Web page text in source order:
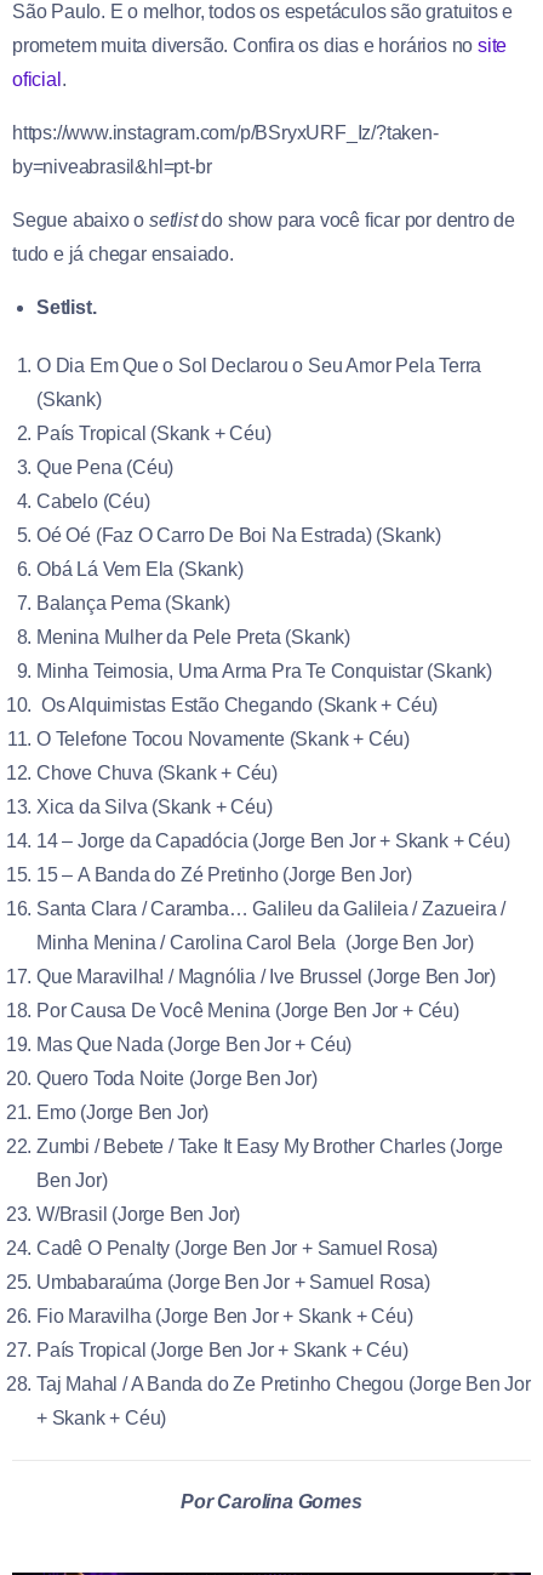
São Paulo. E o melhor, todos os espetáculos são gratuitos e
prometem muita diversão. Confira os dias e horários no site
oficial .
https://www.instagram.com/p/BSryxURF_Iz/?taken-
by=niveabrasil&hl=pt-br
Segue abaixo o setlistdo show para você ficar por dentro de
tudo e já chegar ensaiado.
Setlist.
O Dia Em Que o Sol Declarou o Seu Amor Pela Terra
(Skank)
País Tropical (Skank + Céu)
Que Pena (Céu)
Cabelo (Céu)
Oé Oé (Faz O Carro De Boi Na Estrada) (Skank)
Obá Lá Vem Ela (Skank)
Balança Pema (Skank)
Menina Mulher da Pele Preta (Skank)
Minha Teimosia, Uma Arma Pra Te Conquistar (Skank)
Os Alquimistas Estão Chegando (Skank + Céu)
O Telefone Tocou Novamente (Skank + Céu)
Chove Chuva (Skank + Céu)
Xica da Silva (Skank + Céu)
14 – Jorge da Capadócia (Jorge Ben Jor + Skank + Céu)
15 – A Banda do Zé Pretinho (Jorge Ben Jor)
Santa Clara / Caramba… Galileu da Galileia / Zazueira /
Minha Menina / Carolina Carol Bela (Jorge Ben Jor)
Que Maravilha! / Magnólia / Ive Brussel (Jorge Ben Jor)
Por Causa De Você Menina (Jorge Ben Jor + Céu)
Mas Que Nada (Jorge Ben Jor + Céu)
Quero Toda Noite (Jorge Ben Jor)
Emo (Jorge Ben Jor)
Zumbi / Bebete / Take It Easy My Brother Charles (Jorge
Ben Jor)
W/Brasil (Jorge Ben Jor)
Cadê O Penalty (Jorge Ben Jor + Samuel Rosa)
Umbabaraúma (Jorge Ben Jor + Samuel Rosa)
Fio Maravilha (Jorge Ben Jor + Skank + Céu)
País Tropical (Jorge Ben Jor + Skank + Céu)
Taj Mahal / A Banda do Ze Pretinho Chegou (Jorge Ben Jor
+ Skank + Céu)
Por Carolina Gomes